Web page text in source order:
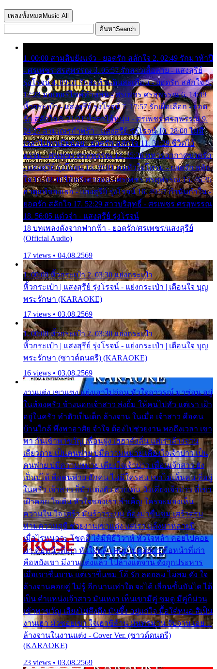
เพลงทั้งหมด Music All
ค้นหาSearch
1. 00:00 สามสิบยังแจ๋ว - ยอดรัก สลักใจ 2. 02:49 รักมาห้าปี
- ศรเพชร ศรสุพรรณ 3. 05:57 รักสาวเสื้อลาย - แสงสุรีย์
รุ่งโรจน์ 4. 09:51 รักสะท้านดินสะเทือน - ยอดรัก สลักใจ 5.
12:23 มอเตอร์ไซค์ทำหล่น - ศรเพชร ศรสุพรรณ 6. 14:49
หิ้วกระเป๋า - แสงสุรีย์ รุ่งโรจน์ 7. 17:57 รักเผื่อเลือก - ยอด
รัก สลักใจ 8. 21:21 น้ำตาไอ้หนุ่ม - ศรเพชร ศรสุพรรณ 9.
24:27 สามเณรกำพร้า - แสงสุรีย์ รุ่งโรจน์ 10. 28:08 ไม่มี
เวลาไปหาเมียน้อย - ยอดรัก สลักใจ 11. 31:29 ชีวิตไอ้
ธรรม - ศรเพชร ศรสุพรรณ 12. 35:26 ทหารอากาศขาดรัก
- แสงสุรีย์ รุ่งโรจน์ 13. 39:01 คนหัวใจโทรม - ยอดรัก สลัก
ใจ 14. 42:49 ไอ้หวังตายแน่ - ศรเพชร ศรสุพรรณ 15. 46:35
ธาตุแท้ของเธอ - แสงสุรีย์ รุ่งโรจน์ 16. 49:57 กำนันกำใน -
ยอดรัก สลักใจ 17. 52:29 สาวบริสุทธิ์ - ศรเพชร ศรสุพรรณ
18. 56:05 แต๋วจ๋า - แสงสุรีย์ รุ่งโรจน์
18 บทเพลงดังจากฟากฟ้า - ยอดรัก/ศรเพชร/แสงสุรีย์
(Official Audio)
17 views • 04.08.2569
1. 00:00 หิ้วกระเป๋า 2. 03:30 แย่งกระเป๋า
หิ้วกระเป๋า | แสงสุรีย์ รุ่งโรจน์ - แย่งกระเป๋า | เตือนใจ บุญ
พระรักษา (KARAOKE)
17 views • 03.08.2569
1. 00:00 หิ้วกระเป๋า 2. 03:30 แย่งกระเป๋า
หิ้วกระเป๋า | แสงสุรีย์ รุ่งโรจน์ - แย่งกระเป๋า | เตือนใจ บุญ
พระรักษา (ซาวด์ดนตรี) (KARAOKE)
16 views • 03.08.2569
งานแต่ง เขาแซง แย่งเอาไปก่อน หัวใจอาวรณ์ มาซ่อน อยู่
ในห้องครัว ข้างนอกเจ้าสาว ส่งยิ้ม ให้คนไปทั่ว แต่เรา เฝ้า
อยู่ในครัว ทำตัวเป็นเด็ก ล้างจาน ในเมื่อ เจ้าสาว คือคน
บ้านใกล้ พึ่งพาอาศัย จำใจ ต้องไปช่วยงาน พอถึงเวลา เขา
พา กันเข้าพาขวัญ เพื่อนฝูง เฮฮาดังลั่น แต่เราล้างจาน
เดียวดาย เป็นคนพ่าย บ่มีความหมาย เคียงใจเจ้าบ่าว เป็น
คนพ่าย บ่มีความหมาย เคียงใจเจ้าบ่าว เพื่อนเจ้าสาว ยัง
เป็นบ่ได้ คือคนพ่าย ฮักคน ไม่มีใครสน เขาไม่เห็นคน ที่อยู่
ในครัว เจ้าสาว ก็มัวแต่งตัว สวยเด่น นั่งเคียงเจ้าบ่าว ที่เขา
เฝ้าคอย ใจเต้น หัวใจของเรา ลำเค็ญ ใครจะมองเห็น
ความใน ใจ เศร้า มันร้าวระบม ต้องมาขื่นขม เศร้าตรม
ท่ามความสุขี ช่วยงานเขาแต่ง แต่เรา แล้งมาหลายปี
เมื่อไรหนอจะ โชคดี ได้มีพิธีวิวาห์ หัวใจหล้า คอยไปคอย
มา คือหน้าที่เก่า หัวใจหล้า คอยไปคอยมา คือหน้าที่เก่า
คือหยังเขา มีงานแต่งแล้ว ไปล้างแต่จาน ดั่งถูกประหาร
เมื่อเขาชื่นบาน แต่เราขื่นขม โอ้ รัก ลอยลม ไม่สม ดัง ใจ
ล้างจานคอยคู่ ไม่รู้ อีกนานเท่าใด จะได้ เลื่อนขั้นบันได ได้
เป็น ตำแหน่งเจ้าสาว มันเหงา เห็นเขามีคู่ ซมดู มีคู่ก็ม่วน
เข้าพาขวัญ เสียงโห่ตึงตึง มันซึ้ง อยู่แก่ใจ มื้อใด๋หนอ สิเป็น
งานเฮา มัวซอยเขา ใจเฮาซิด้าน มันทรมาน จับจาน เอย…
ล้างจานในงานแต่ง - Cover Ver. (ซาวด์ดนตรี)
(KARAOKE)
23 views • 03.08.2569